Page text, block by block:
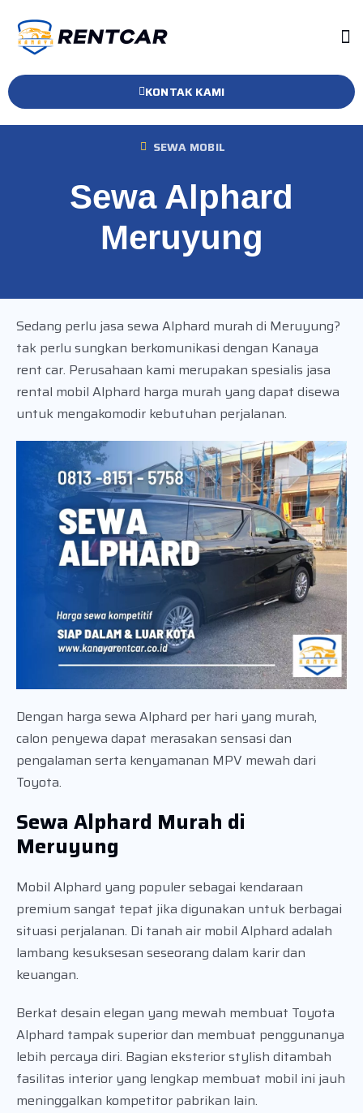
KONTAK KAMI
SEWA MOBIL
Sewa Alphard
Meruyung
Sedang perlu jasa sewa Alphard murah di Meruyung?
tak perlu sungkan berkomunikasi dengan Kanaya
rent car. Perusahaan kami merupakan spesialis jasa
rental mobil Alphard harga murah yang dapat disewa
untuk mengakomodir kebutuhan perjalanan.
Dengan harga sewa Alphard per hari yang murah,
calon penyewa dapat merasakan sensasi dan
pengalaman serta kenyamanan MPV mewah dari
Toyota.
Sewa Alphard Murah di
Meruyung
Mobil Alphard yang populer sebagai kendaraan
premium sangat tepat jika digunakan untuk berbagai
situasi perjalanan. Di tanah air mobil Alphard adalah
lambang kesuksesan seseorang dalam karir dan
keuangan.
Berkat desain elegan yang mewah membuat Toyota
Alphard tampak superior dan membuat penggunanya
lebih percaya diri. Bagian eksterior stylish ditambah
fasilitas interior yang lengkap membuat mobil ini jauh
meninggalkan kompetitor pabrikan lain.